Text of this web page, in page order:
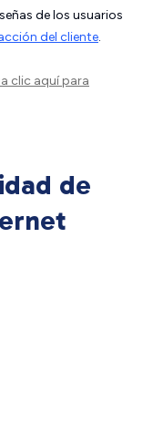
de los usuarios
del cliente.
clic aquípara
de